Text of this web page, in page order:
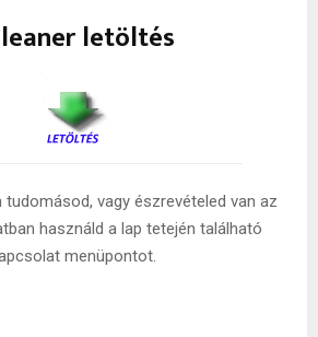
letöltés
tudomásod, vagy észrevételed van az
használd a lap tetején található
menüpontot.